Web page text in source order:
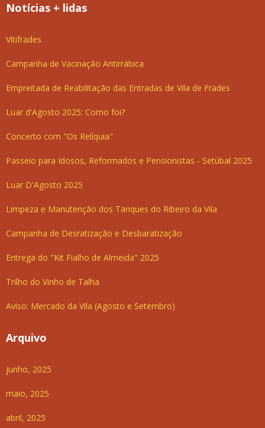
Notícias + lidas
Vitifrades
Campanha de Vacinação Antirrábica
Empreitada de Reabilitação das Entradas de Vila de Frades
Luar d'Agosto 2025: Como foi?
Concerto com "Os Relíquia"
Passeio para Idosos, Reformados e Pensionistas - Setúbal 2025
Luar D'Agosto 2025
Limpeza e Manutenção dos Tanques do Ribeiro da Vila
Campanha de Desratização e Desbaratização
Entrega do "Kit Fialho de Almeida" 2025
Trilho do Vinho de Talha
Aviso: Mercado da Vila (Agosto e Setembro)
Arquivo
junho, 2025
maio, 2025
abril, 2025